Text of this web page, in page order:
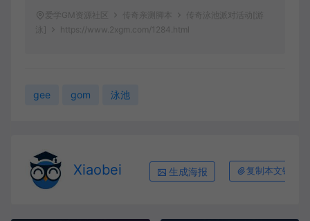
爱学GM资源社区 传奇亲测脚本
传奇泳池派对活动[游
https://www.2xgm.com/1284.html
gee gom 泳池
Xiaobei 生成海报 复制本文链接